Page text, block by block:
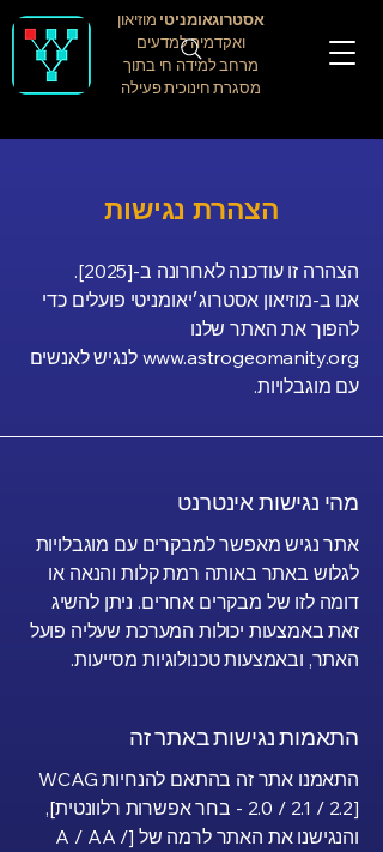
אסטרוגאומניטי מוזיאון
ואקדמיה למדעים
מרחב למידה חי בתוך
מסגרת חינוכית פעילה
הצהרת נגישות
הצהרה זו עודכנה לאחרונה ב-[2025].
אנו ב-מוזיאון אסטרוג׳יאומניטי פועלים כדי
להפוך את האתר שלנו
www.astrogeomanity.org לנגיש לאנשים
עם מוגבלויות.
מהי נגישות אינטרנט
אתר נגיש מאפשר למבקרים עם מוגבלויות
לגלוש באתר באותה רמת קלות והנאה או
דומה לזו של מבקרים אחרים. ניתן להשיג
זאת באמצעות יכולות המערכת שעליה פועל
האתר, ובאמצעות טכנולוגיות מסייעות.
התאמות נגישות באתר זה
התאמנו אתר זה בהתאם להנחיות WCAG
[2.0 / 2.1 / 2.2 - בחר אפשרות רלוונטית],
והנגישנו את האתר לרמה של [A / AA /